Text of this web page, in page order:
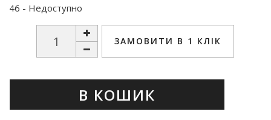
46 - Недоступно
ЗАМОВИТИ В 1 КЛІК
В КОШИК